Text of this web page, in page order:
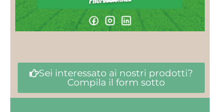
Sei interessato ai nostri prodotti?
Compila il form sotto